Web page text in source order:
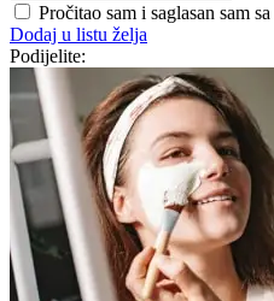
Pročitao sam i saglasan sam sa
Dodaj u listu želja
Podijelite: